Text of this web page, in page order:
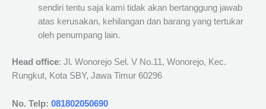
sendiri tentu saja kami tidak akan bertanggung jawab
atas kerusakan, kehilangan dan barang yang tertukar
oleh penumpang lain.
Head office: Jl. Wonorejo Sel. V No.11, Wonorejo, Kec.
Rungkut, Kota SBY, Jawa Timur 60296
No. Telp: 081802050690